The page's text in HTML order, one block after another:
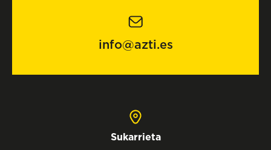
info@azti.es
Sukarrieta